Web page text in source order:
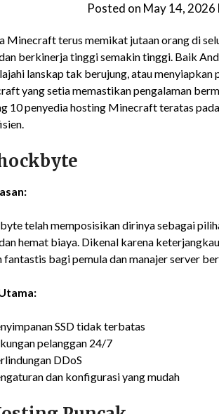
Posted on May 14, 2026
Minecraft terus memikat jutaan orang di
berkinerja tinggi semakin tinggi. Baik
lanskap tak berujung, atau
yang setia memastikan pengalaman
10 penyedia hosting Minecraft teratas
telah memposisikan dirinya sebagai
hemat biaya. Dikenal karena
fantastis bagi pemula dan manajer server
SSD tidak terbatas
pelanggan 24/7
DDoS
dan konfigurasi yang mudah